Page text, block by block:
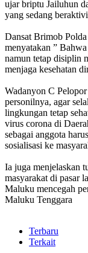
ujar briptu Jailuhun
yang sedang
Dansat Brimob
menyatakan ”
namun tetap disiplin
menjaga kesehatan
Wadanyon C
personilnya, agar
lingkungan tetap
virus corona di
sebagai anggota
sosialisasi ke
Ia juga menjelaskan
masyarakat di pasar
Maluku mencegah
Maluku Tenggara
Terbaru
Terkait